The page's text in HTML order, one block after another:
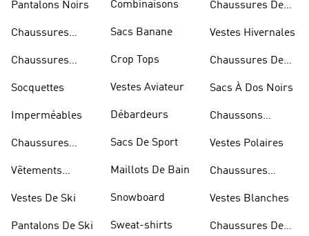
Pantalons Noirs
Chaussures
Chaussures
Socquettes
Imperméables
Chaussures
Vêtements
Vestes De Ski
Pantalons De Ski
Combinaisons
Sacs Banane
Crop Tops
Vestes Aviateur
Débardeurs
Sacs De Sport
Maillots De Bain
Snowboard
Sweat-shirts
Chaussures De
Vestes Hivernales
Chaussures De
Sacs À Dos Noirs
Chaussons
Vestes Polaires
Chaussures
Vestes Blanches
Chaussures De